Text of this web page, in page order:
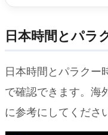
日本時間とパラ
日本時間とパラクー
で確認できます。海
に参考にしてくださ